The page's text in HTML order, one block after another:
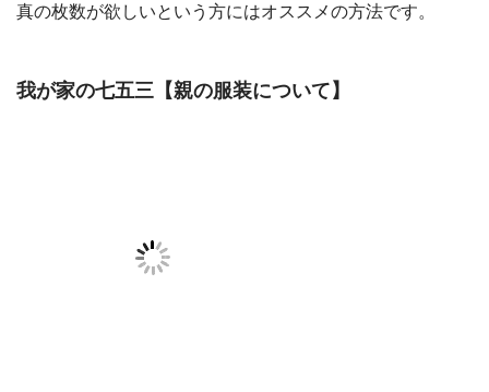
真の枚数が欲しいという方にはオススメの方法です。
我が家の七五三【親の服装について】